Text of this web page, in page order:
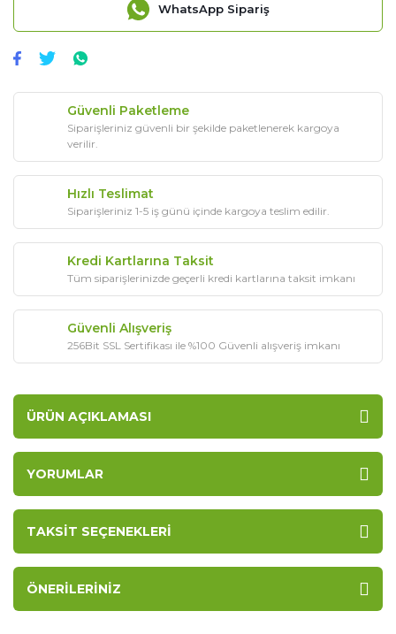
WhatsApp Sipariş
Güvenli Paketleme
Siparişleriniz güvenli bir şekilde paketlenerek kargoya
verilir.
Hızlı Teslimat
Siparişleriniz 1-5 iş günü içinde kargoya teslim edilir.
Kredi Kartlarına Taksit
Tüm siparişlerinizde geçerli kredi kartlarına taksit imkanı
Güvenli Alışveriş
256Bit SSL Sertifikası ile %100 Güvenli alışveriş imkanı
ÜRÜN AÇIKLAMASI
YORUMLAR
TAKSIT SEÇENEKLERI
ÖNERILERINIZ